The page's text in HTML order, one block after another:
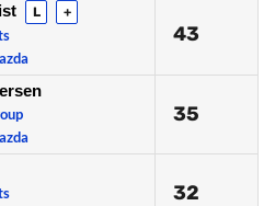
L +
43
35
32